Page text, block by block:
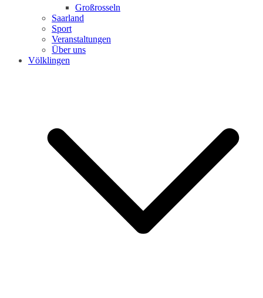
Großrosseln
Saarland
Sport
Veranstaltungen
Über uns
Völklingen